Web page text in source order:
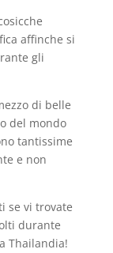
affinche si
gli
di belle
del mondo
tantissime
e non
se vi trovate
durante
Thailandia!